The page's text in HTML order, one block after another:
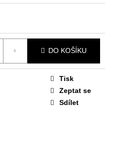
DO KOŠÍKU
Tisk
Zeptat se
Sdílet